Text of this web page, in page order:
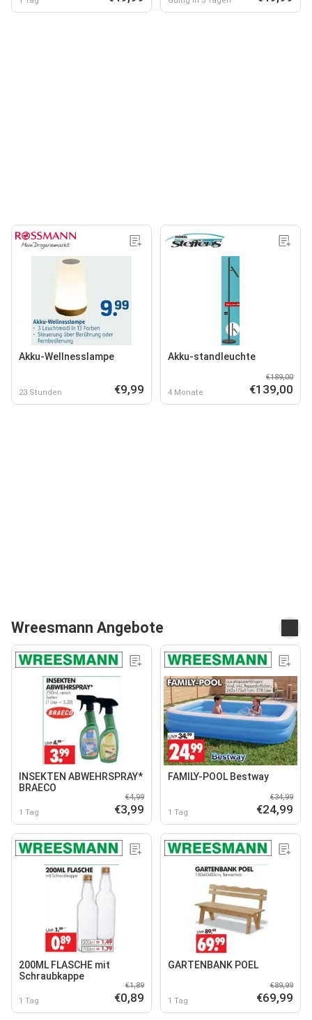
Akku-Wellnesslampe
23 Stunden €9,99
Akku-standleuchte
4 Monate
€189,00
€139,00
Wreesmann Angebote
INSEKTEN ABWEHRSPRAY*
BRAECO
1 Tag
€4,99
€3,99
FAMILY-POOL Bestway
1 Tag
€34,99
€24,99
200ML FLASCHE mit
Schraubkappe
1 Tag
€1,89
€0,89
GARTENBANK POEL
1 Tag
€89,99
€69,99